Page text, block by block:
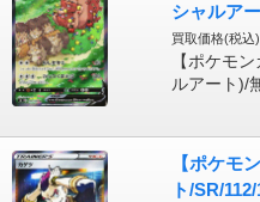
シャルア
買取価格(税込
【ポケモ
ルアート)/
【ポケモ
ト/SR/